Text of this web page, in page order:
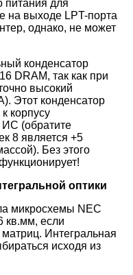
питания для
на выходе LPT-порта
однако, не может
конденсатор
DRAM, так как при
высокий
Этот конденсатор
корпусу
ИС (обратите
8 является +5
Без этого
оптики
микросхемы NEC
кв.мм, если
Интегральная
исходя из